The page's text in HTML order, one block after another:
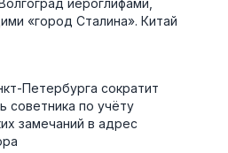
иероглифами,
«город Сталина». Китай
Петербурга сократит
советника по учёту
замечаний в адрес